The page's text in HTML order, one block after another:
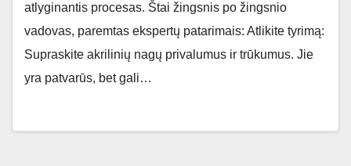
atlyginantis procesas. Štai žingsnis po žingsnio
vadovas, paremtas ekspertų patarimais: Atlikite tyrimą:
Supraskite akrilinių nagų privalumus ir trūkumus. Jie
yra patvarūs, bet gali…